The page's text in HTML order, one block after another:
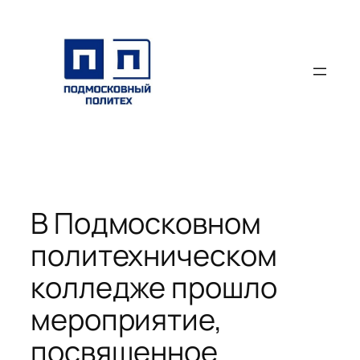
содержимому
В Подмосковном
политехническом
колледже прошло
мероприятие,
посвященное